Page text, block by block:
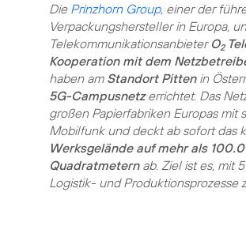
Die Prinzhorn Group, einer der
Verpackungshersteller in Europa,
Telekommunikationsanbieter O2
Kooperation mit dem
haben am Standort Pittenin
5G-Campusnetzerrichtet. Das
großen Papierfabriken Europas mit
Mobilfunk und deckt ab sofort das
Werksgelände auf mehr als
Quadratmeternab. Ziel ist es, mit
Logistik- und Produktionsprozesse